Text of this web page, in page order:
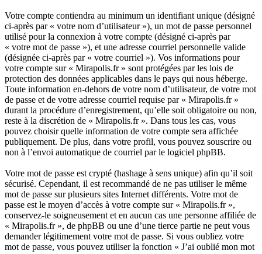
Votre compte contiendra au minimum un identifiant unique (désigné
ci-après par « votre nom d’utilisateur »), un mot de passe personnel
utilisé pour la connexion à votre compte (désigné ci-après par
« votre mot de passe »), et une adresse courriel personnelle valide
(désignée ci-après par « votre courriel »). Vos informations pour
votre compte sur « Mirapolis.fr » sont protégées par les lois de
protection des données applicables dans le pays qui nous héberge.
Toute information en-dehors de votre nom d’utilisateur, de votre mot
de passe et de votre adresse courriel requise par « Mirapolis.fr »
durant la procédure d’enregistrement, qu’elle soit obligatoire ou non,
reste à la discrétion de « Mirapolis.fr ». Dans tous les cas, vous
pouvez choisir quelle information de votre compte sera affichée
publiquement. De plus, dans votre profil, vous pouvez souscrire ou
non à l’envoi automatique de courriel par le logiciel phpBB.
Votre mot de passe est crypté (hashage à sens unique) afin qu’il soit
sécurisé. Cependant, il est recommandé de ne pas utiliser le même
mot de passe sur plusieurs sites Internet différents. Votre mot de
passe est le moyen d’accès à votre compte sur « Mirapolis.fr »,
conservez-le soigneusement et en aucun cas une personne affiliée de
« Mirapolis.fr », de phpBB ou une d’une tierce partie ne peut vous
demander légitimement votre mot de passe. Si vous oubliez votre
mot de passe, vous pouvez utiliser la fonction « J’ai oublié mon mot